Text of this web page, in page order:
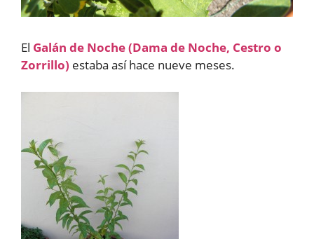
El Galán de Noche (Dama de Noche, Cestro o
Zorrillo) estaba así hace nueve meses.